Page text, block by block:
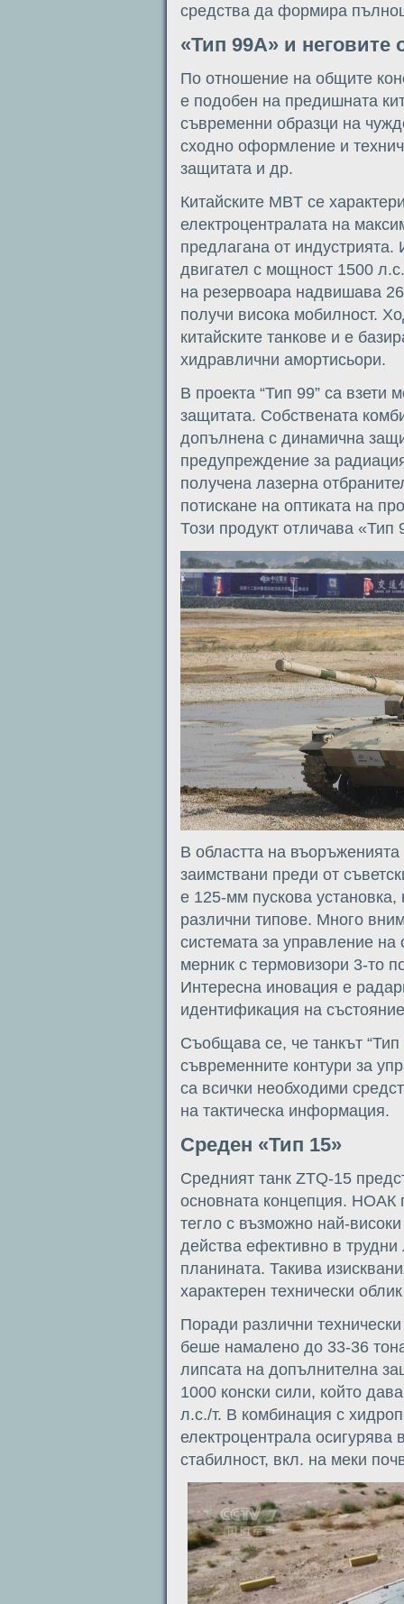
средства да формира
«Тип 99А» и неговите
По отношение на общите
е подобен на предишната
съвременни образци на
сходно оформление и
защитата и др.
Китайските MBT се
електроцентралата на
предлагана от
двигател с мощност 1500
на резервоара надвишава
получи висока мобилност.
китайските танкове и е
хидравлични амортисьори.
В проекта “Тип 99” са
защитата. Собствената
допълнена с динамична
предупреждение за
получена лазерна
потискане на оптиката на
Този продукт отличава «Тип
В областта на
заимствани преди от
е 125-мм пускова установка,
различни типове. Много
системата за управление
мерник с термовизори 3-то
Интересна иновация е
идентификация на
Съобщава се, че танкът
съвременните контури за
са всички необходими
на тактическа информация.
Среден «Тип 15»
Средният танк ZTQ-15
основната концепция.
тегло с възможно най-
действа ефективно в
планината. Такива
характерен технически
Поради различни
беше намалено до 33-36
липсата на допълнителна
1000 конски сили, който
л.с./т. В комбинация с
електроцентрала осигурява
стабилност, вкл. на меки